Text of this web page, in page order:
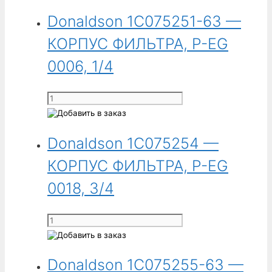
1C075250
КОРПУС
ФИЛЬТРА,
P-
EG
0009,
3/8
Donaldson 1C075251-63 —
КОРПУС ФИЛЬТРА, P-EG
0006, 1/4
Количество
товара
1C075251-
-
КОРПУС
ФИЛЬТРА,
P-
EG
0006,
1/4
Donaldson 1C075254 —
КОРПУС ФИЛЬТРА, P-EG
0018, 3/4
Количество
товара
1C075254
Donaldson 1C075255-63 —